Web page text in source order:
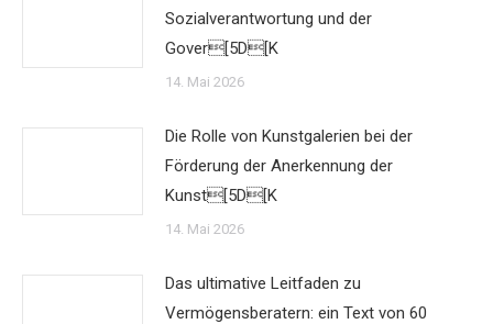
Sozialverantwortung und der
Gover[5D[K
14. Mai 2026
Die Rolle von Kunstgalerien bei der
Förderung der Anerkennung der
Kunst[5D[K
14. Mai 2026
Das ultimative Leitfaden zu
Vermögensberatern: ein Text von 60